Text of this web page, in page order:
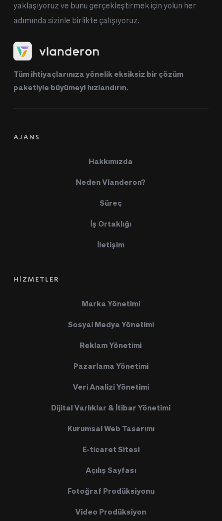
yaklaşıyoruz ve bunu gerçekleştirmek için yolun her
adımında sizinle birlikte çalışıyoruz.
Tüm ihtiyaçlarınıza yönelik eksiksiz bir çözüm
paketiyle büyümeyi hızlandırın.
AJANS
Hakkımızda
Neden Vlanderon?
Süreç
İş Ortaklığı
İletişim
HİZMETLER
Marka Yönetimi
Sosyal Medya Yönetimi
Reklam Yönetimi
Pazarlama Yönetimi
Veri Analizi Yönetimi
Dijital Varlıklar & İtibar Yönetimi
Kurumsal Web Tasarımı
E-ticaret Sitesi
Açılış Sayfası
Fotoğraf Prodüksiyonu
Video Prodüksiyon